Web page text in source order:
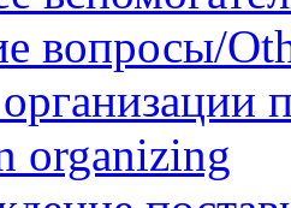
вопросы/
organizing